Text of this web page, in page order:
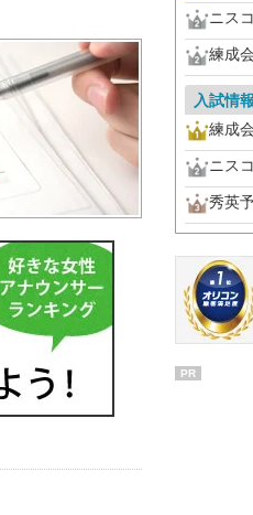
ニス
練成会
入試情報
練成会
ニス
秀英
PR